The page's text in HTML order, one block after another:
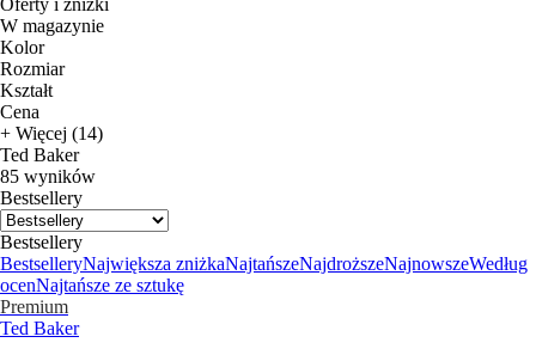
W magazynie
Kolor
Rozmiar
Kształt
Cena
+ Więcej (14)
Ted Baker
85 wyników
Bestsellery
Bestsellery
BestselleryNajwiększa zniżkaNajtańszeNajdroższeNajnowszeWedług
ocenNajtańsze ze sztukę
Premium
Ted Baker